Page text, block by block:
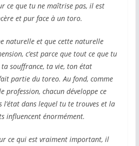
ce que tu ne maîtrise pas, il est
et pur face à un toro.
naturelle et que cette naturelle
c’est parce que tout ce que tu
souffrance, ta vie, ton état
partie du toreo. Au fond, comme
profession, chacun développe ce
l’état dans lequel tu te trouves et la
influencent énormément.
ce qui est vraiment important, il